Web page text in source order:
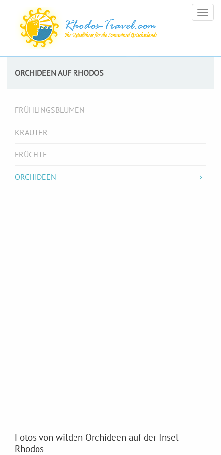
ORCHIDEEN AUF RHODOS
FRÜHLINGSBLUMEN
KRÄUTER
FRÜCHTE
ORCHIDEEN
Fotos von wilden Orchideen auf der Insel
Rhodos